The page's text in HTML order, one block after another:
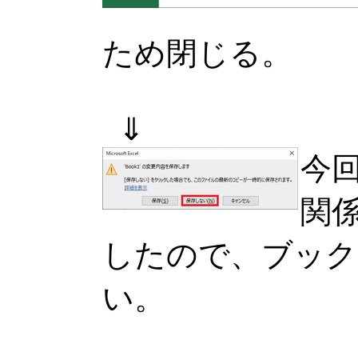
ため閉じる。
⇓
今
関
したので、ブッ
い。